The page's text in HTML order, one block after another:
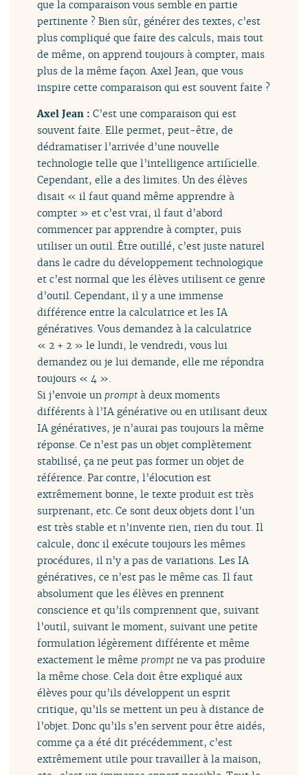
que la comparaison vous semble en partie
pertinente ? Bien sûr, générer des textes, c’est
plus compliqué que faire des calculs, mais tout
de même, on apprend toujours à compter, mais
plus de la même façon. Axel Jean, que vous
inspire cette comparaison qui est souvent faite ?
Axel Jean :C’est une comparaison qui est
souvent faite. Elle permet, peut-être, de
dédramatiser l’arrivée d’une nouvelle
technologie telle que l’intelligence artificielle.
Cependant, elle a des limites. Un des élèves
disait « il faut quand même apprendre à
compter » et c’est vrai, il faut d’abord
commencer par apprendre à compter, puis
utiliser un outil. Être outillé, c’est juste naturel
dans le cadre du développement technologique
et c’est normal que les élèves utilisent ce genre
d’outil. Cependant, il y a une immense
différence entre la calculatrice et les IA
génératives. Vous demandez à la calculatrice
« 2 + 2 » le lundi, le vendredi, vous lui
demandez ou je lui demande, elle me répondra
toujours « 4 ».
Si j’envoie un prompt à deux moments
différents à l’IA générative ou en utilisant deux
IA génératives, je n’aurai pas toujours la même
réponse. Ce n’est pas un objet complètement
stabilisé, ça ne peut pas former un objet de
référence. Par contre, l’élocution est
extrêmement bonne, le texte produit est très
surprenant, etc. Ce sont deux objets dont l’un
est très stable et n’invente rien, rien du tout. Il
calcule, donc il exécute toujours les mêmes
procédures, il n’y a pas de variations. Les IA
génératives, ce n’est pas le même cas. Il faut
absolument que les élèves en prennent
conscience et qu’ils comprennent que, suivant
l’outil, suivant le moment, suivant une petite
formulation légèrement différente et même
exactement le même prompt ne va pas produire
la même chose. Cela doit être expliqué aux
élèves pour qu’ils développent un esprit
critique, qu’ils se mettent un peu à distance de
l’objet. Donc qu’ils s’en servent pour être aidés,
comme ça a été dit précédemment, c’est
extrêmement utile pour travailler à la maison,